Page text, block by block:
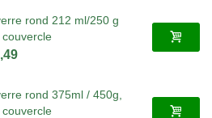
rond 212 ml/250 g
rond 375ml / 450g,